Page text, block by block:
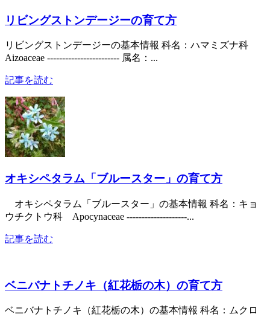
リビングストンデージーの育て方
リビングストンデージーの基本情報 科名：ハマミズナ科
Aizoaceae ------------------------ 属名：...
記事を読む
オキシペタラム「ブルースター」の育て方
オキシペタラム「ブルースター」の基本情報 科名：キョ
ウチクトウ科 Apocynaceae --------------------...
記事を読む
ベニバナトチノキ（紅花栃の木）の育て方
ベニバナトチノキ（紅花栃の木）の基本情報 科名：ムクロ